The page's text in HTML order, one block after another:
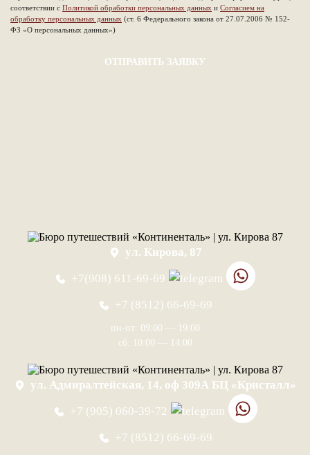
соответствии с Политикой обработки персональных данных и Согласием на
обработку персональных данных (ст. 6 Федерального закона от 27.07.2006 № 152-
ФЗ «О персональных данных»)
ул. Кирова, 87
+7(908) 611-69-69
+7 (8512) 66-69-69
пн-пт: 09:00 — 19:00
сб: 10:00 — 14:00
ул. Адмиралтейская, 14, оф 309А БЦ «Кристалл»
+7 (905) 060-39-72
+7 (8512) 66-69-69